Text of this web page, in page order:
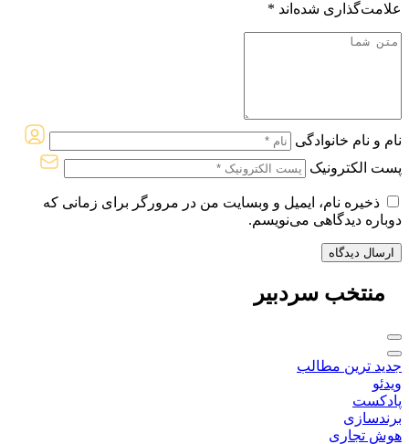
علامت‌گذاری شده‌اند *
نام و نام خانوادگی
پست الکترونیک
ذخیره نام، ایمیل و وبسایت من در مرورگر برای زمانی که
دوباره دیدگاهی می‌نویسم.
منتخب سردبیر
جدید ترین مطالب
ویدئو
پادکست
برندسازی
هوش تجاری